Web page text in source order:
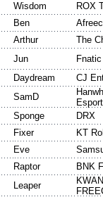
Wisdom
ROX
Ben
Arthur
The
Jun
Fnatic
Daydream
CJ
SamD
Sponge
DRX
Fixer
KT
Eve
Raptor
BNK
Leaper